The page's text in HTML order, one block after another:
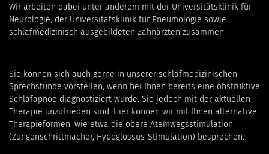
Wir arbeiten dabei unter anderem mit der Universitätsklinik für
Neurologie, der Universitätsklinik für Pneumologie sowie
schlafmedizinisch ausgebildeten Zahnärzten zusammen.
Sie können sich auch gerne in unserer schlafmedizinischen
Sprechstunde vorstellen, wenn bei Ihnen bereits eine obstruktive
Schlafapnoe diagnostiziert wurde, Sie jedoch mit der aktuellen
Therapie unzufrieden sind. Hier können wir mit Ihnen alternative
Therapieformen, wie etwa die obere Atemwegsstimulation
(Zungenschrittmacher, Hypoglossus-Stimulation) besprechen.